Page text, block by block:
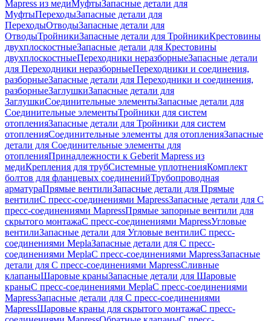
Mapress из медиМуфтыЗапасные детали для
МуфтыПереходыЗапасные детали для
ПереходыОтводыЗапасные детали для
ОтводыТройникиЗапасные детали для ТройникиКрестовины
двухплоскостныеЗапасные детали для Крестовины
двухплоскостныеПереходники неразборныеЗапасные детали
для Переходники неразборныеПереходники и соединения,
разборныеЗапасные детали для Переходники и соединения,
разборныеЗаглушкиЗапасные детали для
ЗаглушкиСоединительные элементыЗапасные детали для
Соединительные элементыТройники для систем
отопленияЗапасные детали для Тройники для систем
отопленияСоединительные элементы для отопленияЗапасные
детали для Соединительные элементы для
отопленияПринадлежности к Geberit Mapress из
медиКрепления для трубСистемные уплотненияКомплект
болтов для фланцевых соединенийТрубопроводная
арматураПрямые вентилиЗапасные детали для Прямые
вентилиС пресс-соединениями MapressЗапасные детали для С
пресс-соединениями MapressПрямые запорные вентили для
скрытого монтажаС пресс-соединениями MapressУгловые
вентилиЗапасные детали для Угловые вентилиС пресс-
соединениями MeplaЗапасные детали для С пресс-
соединениями MeplaС пресс-соединениями MapressЗапасные
детали для С пресс-соединениями MapressСливные
клапаныШаровые краныЗапасные детали для Шаровые
краныС пресс-соединениями MeplaС пресс-соединениями
MapressЗапасные детали для С пресс-соединениями
MapressШаровые краны для скрытого монтажаС пресс-